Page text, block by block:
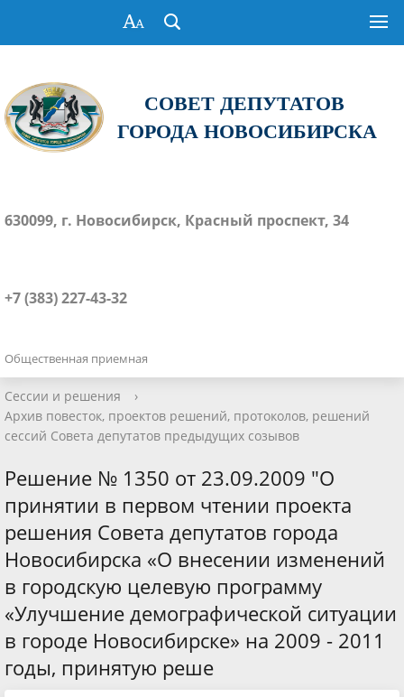
СОВЕТ ДЕПУТАТОВ
ГОРОДА НОВОСИБИРСКА
630099, г. Новосибирск, Красный проспект, 34
+7 (383) 227-43-32
Общественная приемная
Сессии и решения
›
Архив повесток, проектов решений, протоколов, решений
сессий Совета депутатов предыдущих созывов
Решение № 1350 от 23.09.2009 "О
принятии в первом чтении проекта
решения Совета депутатов города
Новосибирска «О внесении изменений
в городскую целевую программу
«Улучшение демографической ситуации
в городе Новосибирске» на 2009 - 2011
годы, принятую реше